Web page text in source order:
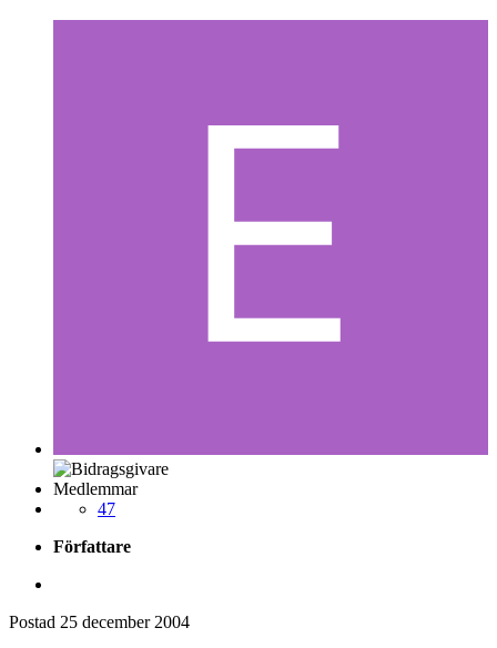
Medlemmar
47
Författare
Postad 25 december 2004